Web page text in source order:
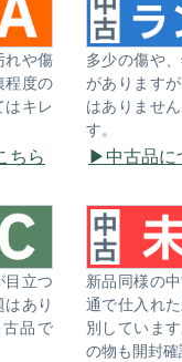
れや傷
程度の
キレ
ちら
多少の傷や
があります
はありませ
す。
中古品
目立つ
あり
品で
新品同様の
通で仕入れ
別していま
の物も開封確